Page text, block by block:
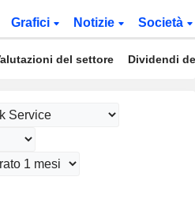
Grafici Notizie Società
del settore Dividendi